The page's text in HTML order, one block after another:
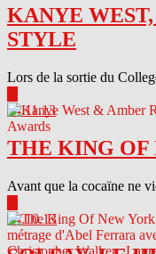
KANYE
STYLE
Lors de la sortie du
04.11.13
THE KING OF
Avant que la cocaïne ne
04.10.13